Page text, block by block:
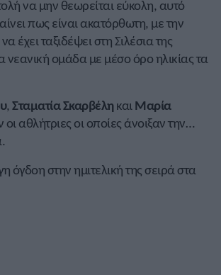
να μην θεωρείται εύκολη, αυτό
πως είναι ακατόρθωτη, με την
έχει ταξιδέψει στη Σιλέσια της
νεανική ομάδα με μέσο όρο ηλικίας τα
,Σταματία ΣκαρβέληκαιΜαρία
αθλήτριες οι οποίες άνοιξαν την…
όγδοη στην ημιτελική της σειρά στα